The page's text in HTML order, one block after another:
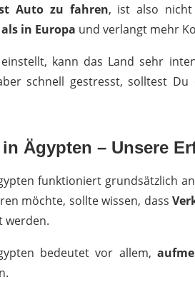
Auto zu fahren, ist also nicht
in Europa und verlangt mehr
kann das Land sehr
schnell gestresst, solltest
Ägypten – Unsere
funktioniert grundsätzlich
möchte, sollte wissen, dass
werden.
bedeutet vor allem,